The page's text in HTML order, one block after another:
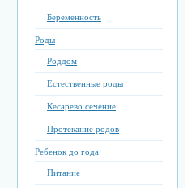
Беременность
Роды
Роддом
Естественные роды
Кесарево сечение
Протекание родов
Ребенок до года
Питание